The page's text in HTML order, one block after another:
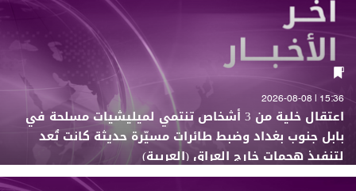
15:36 | 2026-08-08
اعتقال خلية من 3 أشخاص تنتمي لميليشيات مسلحة في
بابل جنوب بغداد وضبط طائرات مسيّرة حديثة كانت تُعد
لتنفيذ هجمات خارج العراق (العربية)